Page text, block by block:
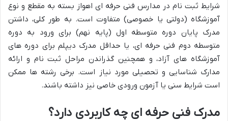
شرایط ثبت نام در مدارس فنی حرفه ای اهواز بسته به مقطع و نوع
آموزشگاه (دولتی یا خصوصی) متفاوت است. به طور کلی، داشتن
مدرک پایان دوره متوسطه اول (پایه نهم) برای ورود به دوره
متوسطه دوم فنی حرفه ای، یا حداقل مدرک دیپلم برای دوره های
آموزشگاه های آزاد، و همچنین گذراندن مراحل ثبت نام و ارائه
مدارک شناسایی و تحصیلی مورد نیاز است. برخی رشته ها ممکن
است شرایط سنی یا آزمون ورودی خاصی نیز داشته باشند.
مدرک فنی حرفه ای چه کاربردی دارد؟